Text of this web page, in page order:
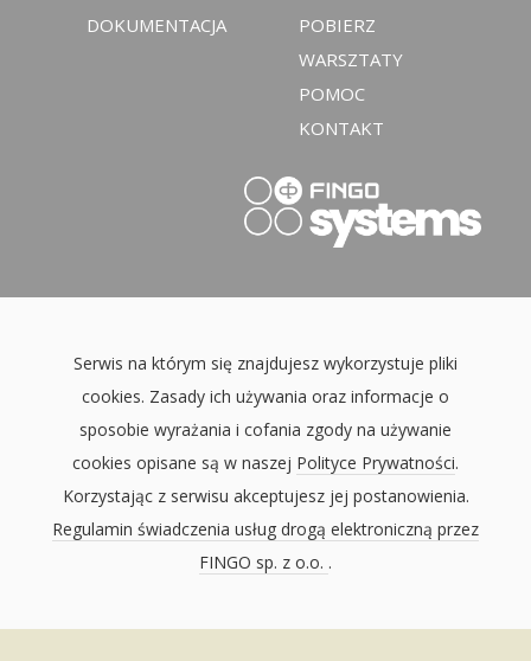
DOKUMENTACJA
POBIERZ
WARSZTATY
POMOC
KONTAKT
Serwis na którym się znajdujesz wykorzystuje pliki
cookies. Zasady ich używania oraz informacje o
sposobie wyrażania i cofania zgody na używanie
cookies opisane są w naszej Polityce Prywatności.
Korzystając z serwisu akceptujesz jej postanowienia.
Regulamin świadczenia usług drogą elektroniczną przez
FINGO sp. z o.o. .